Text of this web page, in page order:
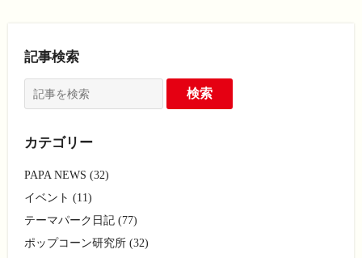
記事検索
カテゴリー
PAPA NEWS (32)
イベント (11)
テーマパーク日記 (77)
ポップコーン研究所 (32)